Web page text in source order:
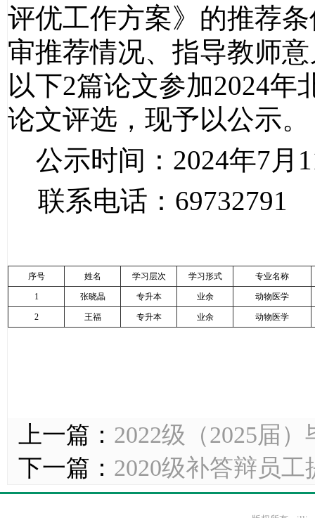
评优工作方案》的推荐
审推荐情况、指导教师
以下2篇论文参加2024年
论文评选，现予以公示。
公示时间： 2024年7月
联系电话： 69732791
序号 姓名 学习层次 学习形式 专业名称
1 张晓晶 专升本 业余 动物医学
2 王福 专升本 业余 动物医学
上一篇： 2022级（2025届
下一篇： 2020级补答辩员